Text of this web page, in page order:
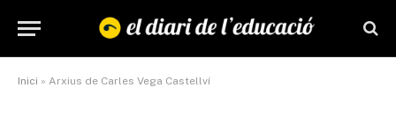
Inici » Arxius de Carles Vega Castellví